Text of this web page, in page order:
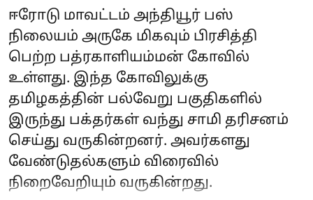
ஈரோடு மாவட்டம் அந்தியூர் பஸ்
நிலையம் அருகே மிகவும் பிரசித்தி
பெற்ற பத்ரகாளியம்மன் கோவில்
உள்ளது. இந்த கோவிலுக்கு
தமிழகத்தின் பல்வேறு பகுதிகளில்
இருந்து பக்தர்கள் வந்து சாமி தரிசனம்
செய்து வருகின்றனர். அவர்களது
வேண்டுதல்களும் விரைவில்
நிறைவேறியும் வருகின்றது.